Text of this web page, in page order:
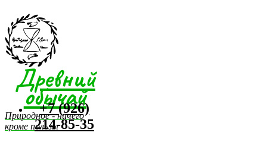
Древний
обычай
Природное - ничего
кроме пользы
+7 (926)
214-85-35